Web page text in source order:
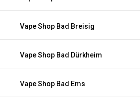
Vape Shop Bad Breisig
Vape Shop Bad Dürkheim
Vape Shop Bad Ems